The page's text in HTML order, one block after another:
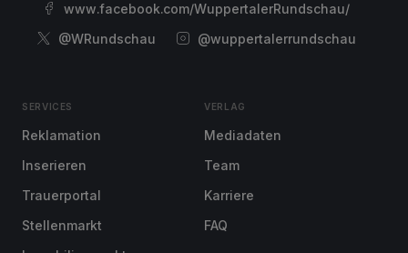
www.facebook.com/WuppertalerRundschau/
@WRundschau
@wuppertalerrundschau
SERVICES
Reklamation
Inserieren
Trauerportal
Stellenmarkt
VERLAG
Mediadaten
Team
Karriere
FAQ